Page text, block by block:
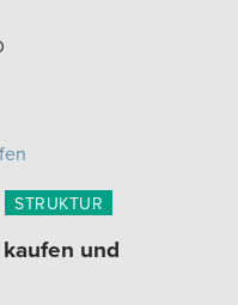
STRUKTUR
und